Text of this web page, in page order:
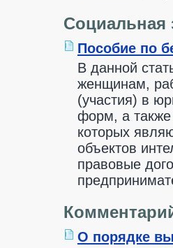
Социальная
Пособие по
В данной
женщинам,
(участия) в
форм, а также
которых
объектов
правовые
О порядке